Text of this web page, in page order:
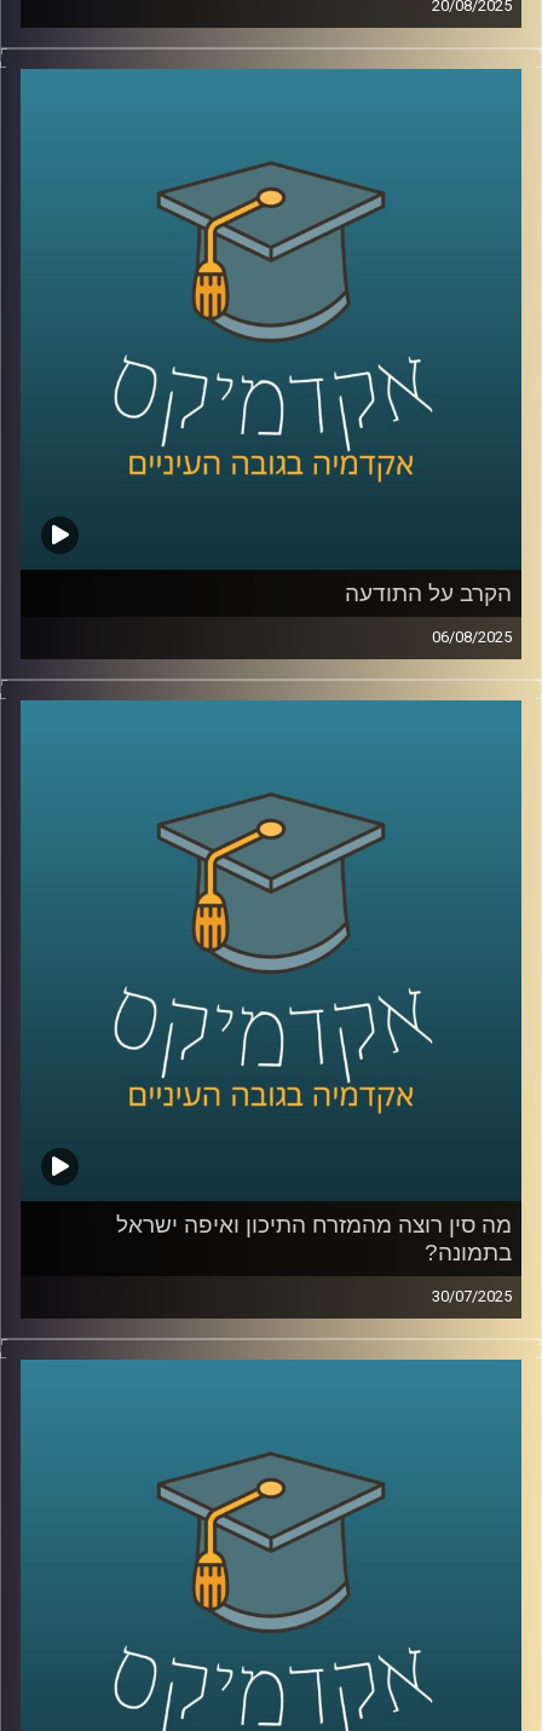
קרדיט תמונות:AudioVersity
20/08/2025
בארה״ב תמיד תמכו בישראל, אבל האם זה עדיין נכון? ואיך
נראית התמיכה הזו בעידן של קיטוב פוליטי, שינויי דור ותחושת
הציבור האמריקאי עדיין מחזיקה או שהגיע הזמן לחשב מסלול
האורח שלנו הוא פרופ’ אמנון כוורי, פרופסור חבר וראש המכון
לחירות ואחריות בבית ספר לאודר לממשל ודיפלומטיה
באוניברסיטת רייכמן, שמסביר למה דווקא עכשיו חשוב לבחון
מחדש את יחסי ישראל–ארה״ב – ומה זה אומר על העתיד שלנו
קרדיט תמונות:AudioVersity
הקרב על התודעה
06/08/2025
בזמן האחרון הרבה מאיתנו מוצאים את עצמנו קמים באמצע
הלילה בגלל ירי של טיל אחד מתימן, איראן או עזה. טיל בודד,
בפרק הזה של “אקדמיקס” אני משוחחת עם ד”ר ערגה אטד,
מרצה וחוקרת בעיצוב התנהגות ושכנוע באוניברסיטת רייכמן
נדבר על מה שלא תמיד רואים: הקרב על התודעה.
איך מספרים סיפור בזמן מלחמה? מה ההבדל בין הסברה
ממשלתית לאזרחית? איך פסיכולוגיה ובינה מלאכותית נכנסים
לתוך שדה הקרב הדיגיטלי? ומה התפקיד של ערוצים כמו
אל-ג’זירה בעיצוב דעת הקהל?
קרדיט תמונות:AudioVersity
מה סין רוצה מהמזרח התיכון ואיפה ישראל
בתמונה?
30/07/2025
בזמן שבישראל עוד מתלבטים איך ייראה “היום שאחרי” בעזה,
סין כבר פועלת: מתווכת, מגשרת, ולפעמים גם מחליטה. היא
בפרק הזה של אקדמיקס, זכיתי לארח את ד”ר גדליה אפטרמן,
ראש תכניות ישראל–אסיה במכון אבא אבן לדיפלומטיה,
דיפלומט לשעבר בבייג’ינג וד”ר לפילוסופיה שיעזור לנו לנסות
ולהבין מה סין רוצה מאיתנו? מה החזון שלה למזרח התיכון?
למה היא מגיבה בעמימות כשהחמאס תוקף ואיך ישראל יכולה
(אם בכלל) להשפיע על היחסים איתה
קרדיט תמונות:AudioVersity